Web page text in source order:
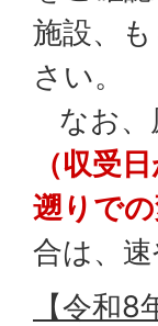
施設、
さい。
なお、
（収受
遡りで
合は、
【令和